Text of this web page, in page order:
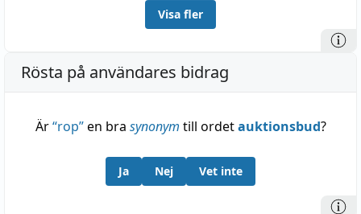
Visa fler
Rösta på användares bidrag
Är“rop”en bra synonym till ordetauktionsbud?
Ja Nej Vet inte